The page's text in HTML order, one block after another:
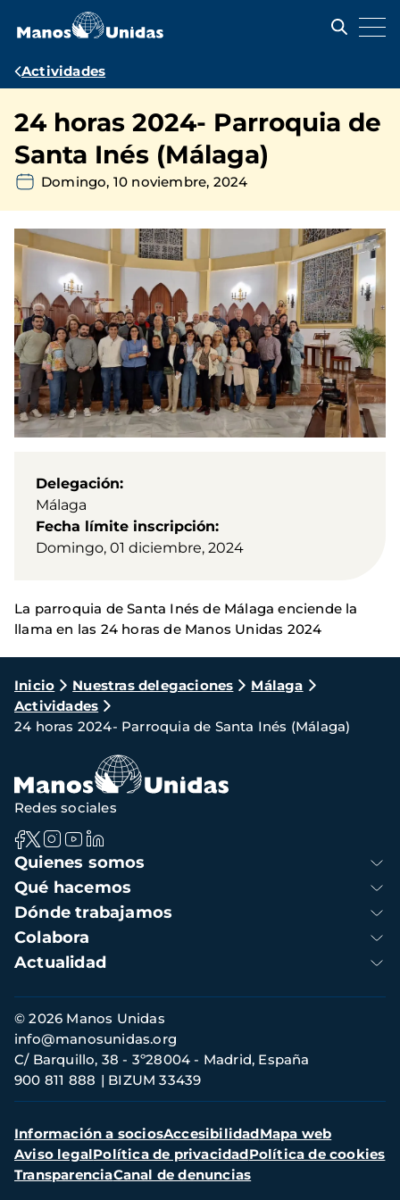
contenido
Ruta
navegación
Actividades
24 horas 2024- Parroquia de
Santa Inés (Málaga)
Domingo, 10 noviembre, 2024
Delegación
Málaga
Fecha límite inscripción
Domingo, 01 diciembre, 2024
La parroquia de Santa Inés de Málaga enciende la
llama en las 24 horas de Manos Unidas 2024
Ruta
de
navegación
Inicio Nuestras delegaciones
Málaga
Actividades
24 horas 2024- Parroquia de Santa Inés (Málaga)
Navegación
principal
Quienes somos
Qué hacemos
Dónde trabajamos
Colabora
Actualidad
Redes sociales
Información
de
contacto
© 2026 Manos Unidas
C/ Barquillo, 38 - 3º28004 - Madrid, España
900 811 888
BIZUM 33439
info@manosunidas.org
Menú
secundario
Información a sociosAccesibilidadMapa web
Aviso legalPolítica de privacidadPolítica de cookies
TransparenciaCanal de denuncias